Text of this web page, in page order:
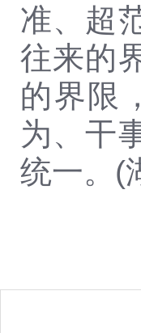
准、超
往来的
的界限
为、干
统一。(